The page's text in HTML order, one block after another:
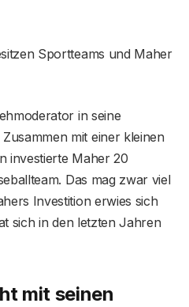
Sportteams und Maher
in seine
mit einer kleinen
investierte Maher 20
Das mag zwar viel
Investition erwies sich
sich in den letzten Jahren
mit seinen